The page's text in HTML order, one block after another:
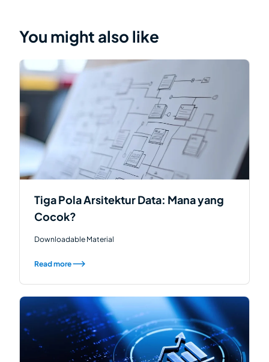
You might also like
Tiga Pola Arsitektur Data: Mana yang
Cocok?
Downloadable Material
Read more